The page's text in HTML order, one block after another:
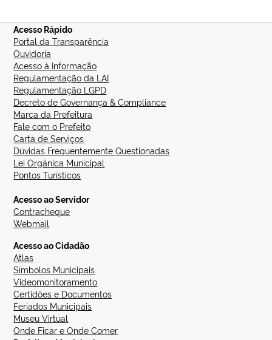
Itabaiana
é
destaque
no
São
João
2025
Acesso Rápido
Portal da Transparência
Ouvidoria
Acesso à Informação
Regulamentação da LAI
Regulamentação LGPD
Decreto de Governança & Compliance
Marca da Prefeitura
Fale com o Prefeito
Carta de Serviços
Dúvidas Frequentemente Questionadas
Lei Orgânica Municipal
Pontos Turísticos
Acesso ao Servidor
Contracheque
Webmail
Acesso ao Cidadão
Atlas
Símbolos Municipais
Videomonitoramento
Certidões e Documentos
Feriados Municipais
Museu Virtual
Onde Ficar e Onde Comer